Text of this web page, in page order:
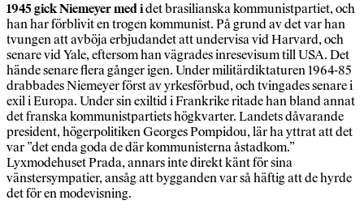
1945 gick Niemeyer med idet brasilianska kommunistpartiet, och
han har förblivit en trogen kommunist. På grund av det var han
tvungen att avböja erbjudandet att undervisa vid Harvard, och
senare vid Yale, eftersom han vägrades inresevisum till USA. Det
hände senare flera gånger igen. Under militärdiktaturen 1964-85
drabbades Niemeyer först av yrkesförbud, och tvingades senare i
exil i Europa. Under sin exiltid i Frankrike ritade han bland annat
det franska kommunistpartiets högkvarter. Landets dåvarande
president, högerpolitiken Georges Pompidou, lär ha yttrat att det
var ”det enda goda de där kommunisterna åstadkom.”
Lyxmodehuset Prada, annars inte direkt känt för sina
vänstersympatier, ansåg att bygganden var så häftig att de hyrde
det för en modevisning.